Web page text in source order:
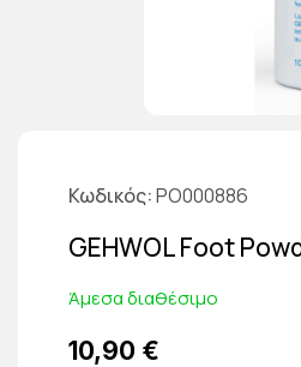
Κωδικός PO000886
GEHWOL Foot
Άμεσα διαθέσιμο
10,90 €